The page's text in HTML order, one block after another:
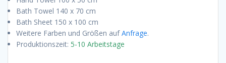
Bath Towel 140 x 70 cm
Bath Sheet 150 x 100 cm
Weitere Farben und Größen aufAnfrage.
Produktionszeit: 5-10 Arbeitstage